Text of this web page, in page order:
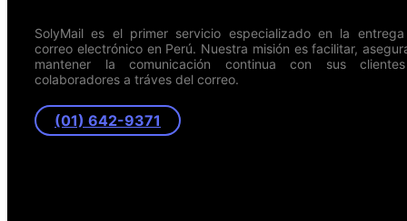
SolyMail es el primer servicio especializado en la
correo electrónico en Perú. Nuestra misión es facilitar,
mantener la comunicación continua con sus
colaboradores a tráves del correo.
(01) 642-9371